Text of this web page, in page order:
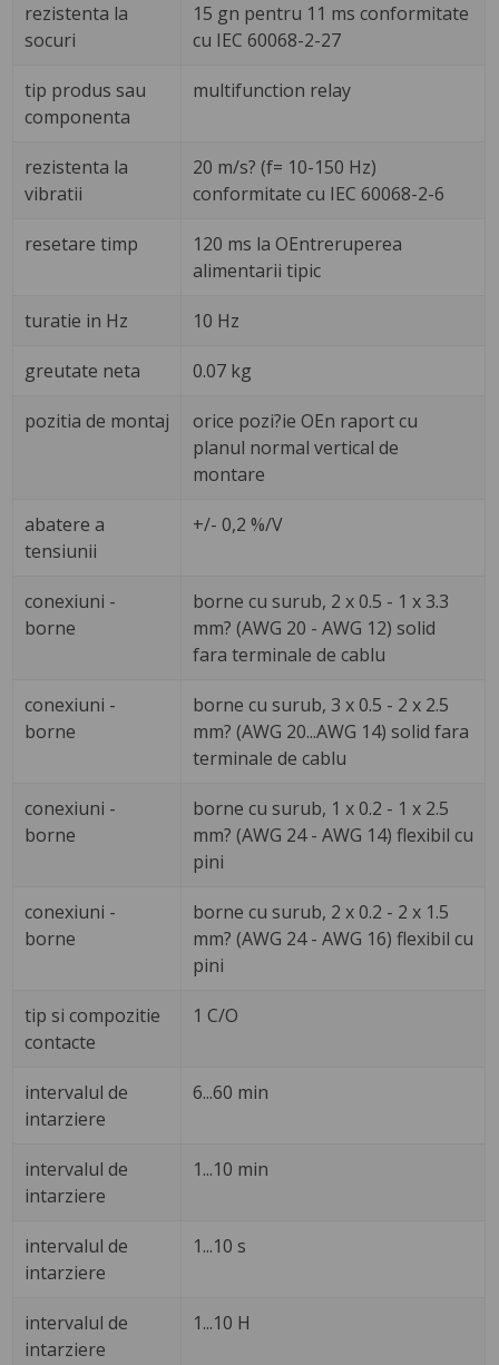
rezistenta la
socuri
15 gn pentru 11 ms conformitate
cu IEC 60068-2-27
tip produs sau
componenta
multifunction relay
rezistenta la
vibratii
20 m/s? (f= 10-150 Hz)
conformitate cu IEC 60068-2-6
resetare timp
120 ms la OEntreruperea
alimentarii tipic
turatie in Hz 10 Hz
greutate neta 0.07 kg
pozitia de montaj
orice pozi?ie OEn raport cu
planul normal vertical de
montare
abatere a
tensiunii
+/- 0,2 %/V
conexiuni -
borne
borne cu surub, 2 x 0.5 - 1 x 3.3
mm? (AWG 20 - AWG 12) solid
fara terminale de cablu
conexiuni -
borne
borne cu surub, 3 x 0.5 - 2 x 2.5
mm? (AWG 20...AWG 14) solid fara
terminale de cablu
conexiuni -
borne
borne cu surub, 1 x 0.2 - 1 x 2.5
mm? (AWG 24 - AWG 14) flexibil cu
pini
conexiuni -
borne
borne cu surub, 2 x 0.2 - 2 x 1.5
mm? (AWG 24 - AWG 16) flexibil cu
pini
tip si compozitie
contacte
1 C/O
intervalul de
intarziere
6...60 min
intervalul de
intarziere
1...10 min
intervalul de
intarziere
1...10 s
intervalul de
intarziere
1...10 H